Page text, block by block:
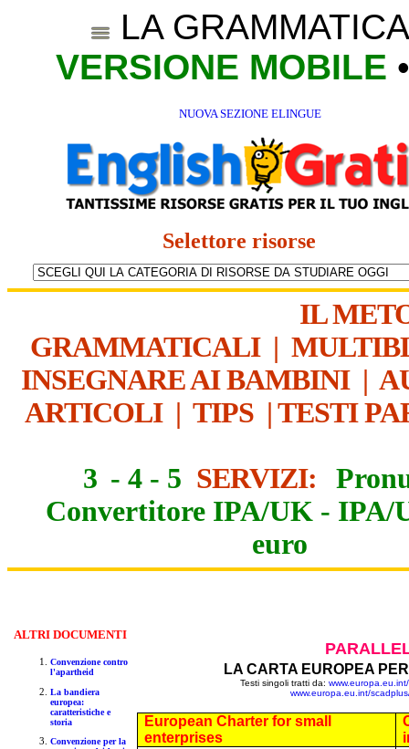
LA
VERSIONE MOBILE
NUOVA SEZIONE ELINGUE
Selettore risorse
IL
GRAMMATICALI|
INSEGNARE AI BAMBINI|
ARTICOLI| TIPS| TESTI
3 - 4 - 5 SERVIZI:
Convertitore IPA/UK - IPA/
euro
ALTRI DOCUMENTI
Convenzione contro
l'apartheid
La bandiera
europea:
caratteristiche e
storia
Convenzione per la
LA CARTA EUROPEA
Testi singoli tratti da:
www.europa.eu.int/
European Charter for small
enterprises